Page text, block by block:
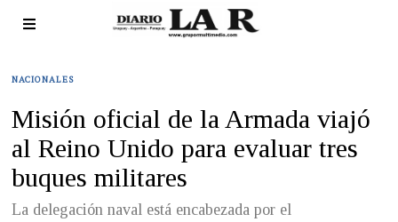
NACIONALES
Misión oficial de la Armada viajó
al Reino Unido para evaluar tres
buques militares
La delegación naval está encabezada por el